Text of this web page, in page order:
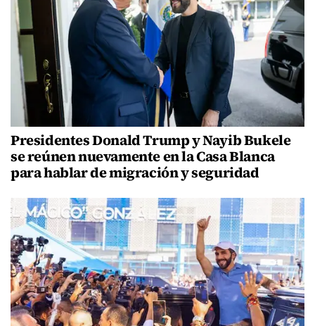
Presidentes Donald Trump y Nayib Bukele
se reúnen nuevamente en la Casa Blanca
para hablar de migración y seguridad